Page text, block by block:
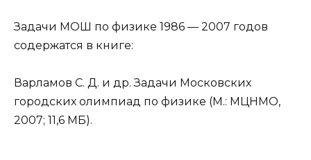
Задачи МОШ по физике 1986 — 2007 годов
содержатся в книге:
Варламов С. Д. и др. Задачи Московских
городских олимпиад по физике (М.: МЦНМО,
2007; 11,6 МБ).